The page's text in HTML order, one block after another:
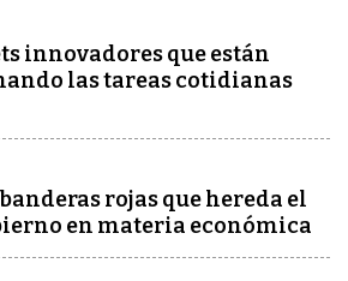
innovadores que están
las tareas cotidianas
rojas que hereda el
en materia económica